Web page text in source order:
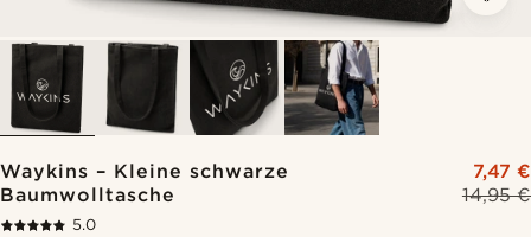
Waykins – Kleine schwarze
Baumwolltasche
14,95 €
7,47 €
5.0